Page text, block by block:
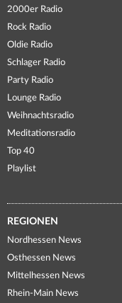
2000er Radio
Rock Radio
Oldie Radio
Schlager Radio
Party Radio
Lounge Radio
Weihnachtsradio
Meditationsradio
Top 40
Playlist
REGIONEN
Nordhessen News
Osthessen News
Mittelhessen News
Rhein-Main News